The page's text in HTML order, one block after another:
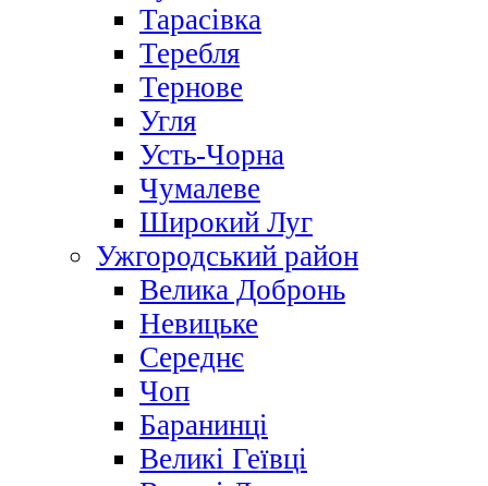
Тарасівка
Теребля
Тернове
Угля
Усть-Чорна
Чумалеве
Широкий Луг
Ужгородський район
Велика Добронь
Невицьке
Середнє
Чоп
Баранинці
Великі Геївці